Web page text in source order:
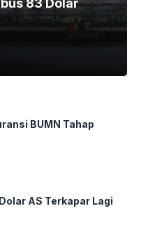
83 Dolar
BUMN Tahap
AS Terkapar Lagi